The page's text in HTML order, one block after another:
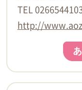
TEL
http://